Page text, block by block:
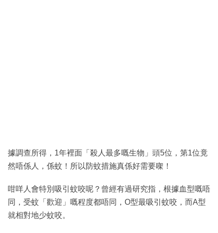
據調查所得，1年裡面「殺人最多嘅生物」頭5位，第1位竟
然唔係人，係蚊！所以防蚊措施真係好需要㗎！
咁咩人會特別吸引蚊咬呢？曾經有過研究指，根據血型嘅唔
同，受蚊「歡迎」嘅程度都唔同，O型最吸引蚊咬，而A型
就相對地少蚊咬。